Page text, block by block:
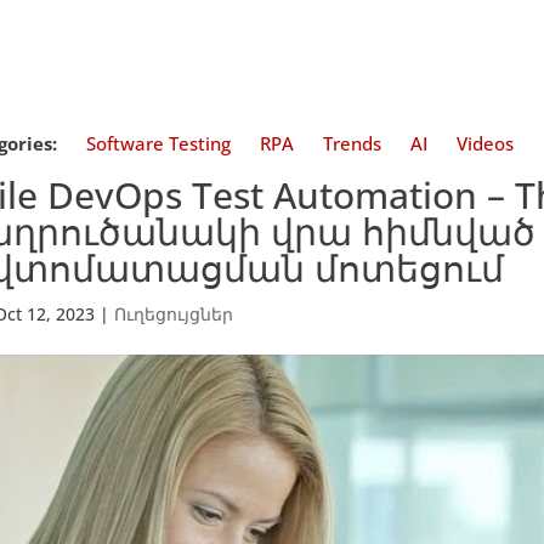
Software Testing RPA Trends AI Videos
DevOps Test Automation –
վրա հիմնված
մոտեցում
12, 2023 | Ուղեցույցներ